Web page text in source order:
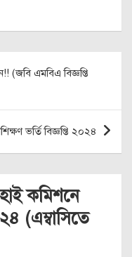
(জবি এমবিএ বিজ্ঞপ্তি
ভর্তি বিজ্ঞপ্তি ২০২৪
কমিশনে
(এম্বাসিতে